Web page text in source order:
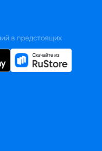
в предстоящих